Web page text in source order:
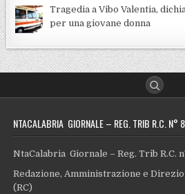
Tragedia a Vibo Valentia,
per una giovane donna
NTACALABRIA GIORNALE – REG. TRIB R.C. N°
NtaCalabria Giornale – Reg. Trib R.C.
Redazione, Amministrazione e
(RC)